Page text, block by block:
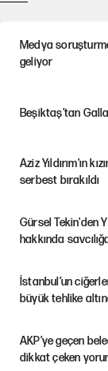
Medya
geliyor
Beşiktaş’tan
Aziz Yıldırım'ın
serbest bırakıldı
Gürsel Tekin'den
hakkında
İstanbul’un
büyük tehlike
AKP’ye geçen
dikkat çeken